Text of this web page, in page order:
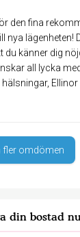
den fina
nya lägenheten!
du känner dig
all lycka
fler omdömen
din bostad